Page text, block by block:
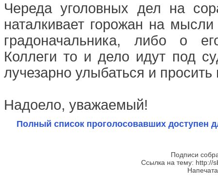
Череда уголовных дел на
наталкивает горожан на мысли
градоначальника, либо о
Коллеги то и дело идут под
лучезарно улыбаться и
Надоело, уважаемый!
Полный список проголосовавших доступен
Подписи
Ссылка на тему: http://